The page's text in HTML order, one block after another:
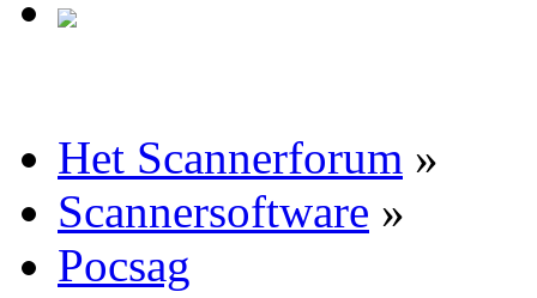
Het Scannerforum »
Scannersoftware »
Pocsag